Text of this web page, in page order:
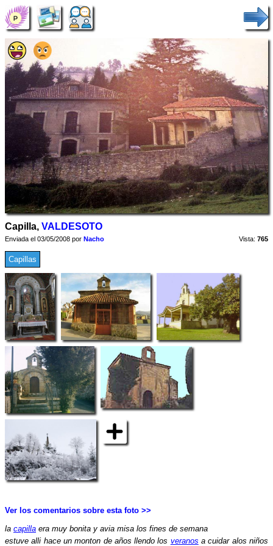
Capilla, VALDESOTO
Enviada el 03/05/2008 por Nacho Vista: 765
Capillas
Ver los comentarios sobre esta foto >>
la capilla era muy bonita y avia misa los fines de semana
estuve alli hace un monton de años llendo los veranos a cuidar alos niños